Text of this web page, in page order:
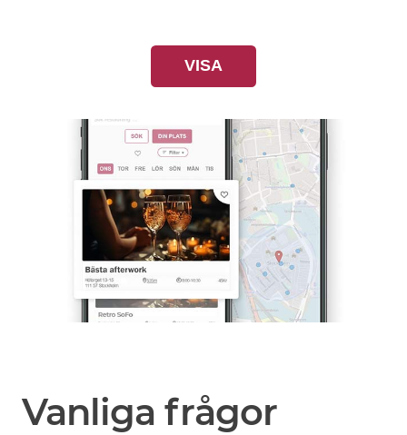
VISA
Vanliga frågor